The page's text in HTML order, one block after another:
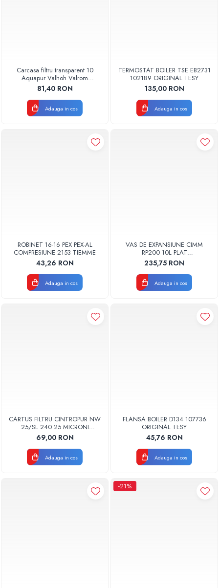
Carcasa filtru transparent 10
Aquapur Valhoh Valrom
AQUA00110001032
81,40 RON
Adauga in cos
TERMOSTAT BOILER TSE EB2731
102189 ORIGINAL TESY
135,00 RON
Adauga in cos
ROBINET 16-16 PEX PEX-AL
COMPRESIUNE 2153 TIEMME
43,26 RON
Adauga in cos
VAS DE EXPANSIUNE CIMM
RP200 10L PLAT
DREPTUNGHIULAR CM9110
235,75 RON
Adauga in cos
CARTUS FILTRU CINTROPUR NW
25/SL 240 25 MICRONI
MANSOANE FILTRARE SET 5BUC
69,00 RON
Adauga in cos
FLANSA BOILER D134 107736
ORIGINAL TESY
45,76 RON
Adauga in cos
-21%